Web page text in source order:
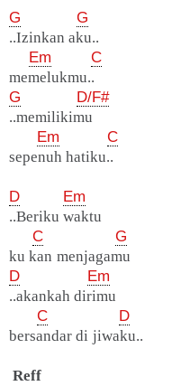
G
G
..Izinkan aku..
Em
C
memelukmu..
G
D/F#
..memilikimu
Em
C
sepenuh hatiku..
D
Em
..Beriku waktu
C
G
ku kan menjagamu
D
Em
..akankah dirimu
C
D
bersandar di jiwaku..
Reff